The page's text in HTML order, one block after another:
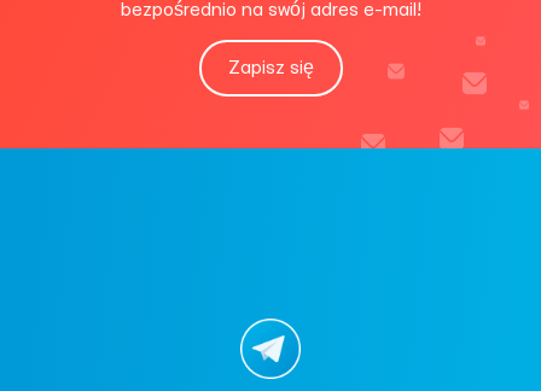
bezpośrednio na swój adres e-mail!
Zapisz się